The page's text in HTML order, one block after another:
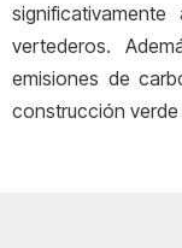
vertederos.
emisiones de
construcción